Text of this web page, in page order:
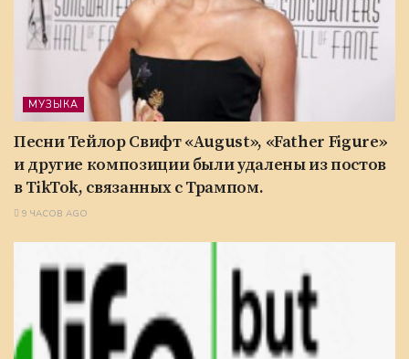
МУЗЫКА
Песни Тейлор Свифт «August», «Father Figure»
и другие композиции были удалены из постов
в TikTok, связанных с Трампом.
9 ЧАСОВ AGO